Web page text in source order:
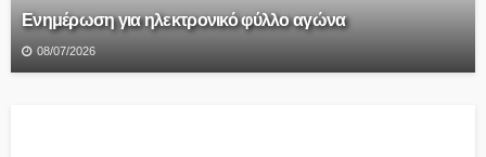
Ενημέρωση για ηλεκτρονικό φύλλο αγώνα
08/07/2026